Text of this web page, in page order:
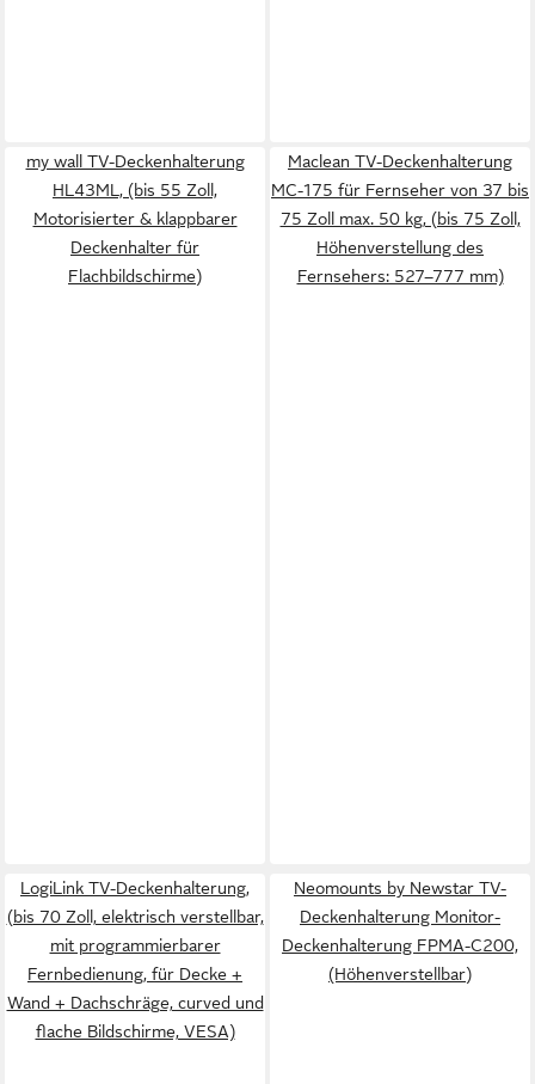
my wall TV-Deckenhalterung
HL43ML, (bis 55 Zoll,
Motorisierter & klappbarer
Deckenhalter für
Flachbildschirme)
Maclean TV-Deckenhalterung
MC-175 für Fernseher von 37 bis
75 Zoll max. 50 kg, (bis 75 Zoll,
Höhenverstellung des
Fernsehers: 527–777 mm)
LogiLink TV-Deckenhalterung,
(bis 70 Zoll, elektrisch verstellbar,
mit programmierbarer
Fernbedienung, für Decke +
Wand + Dachschräge, curved und
flache Bildschirme, VESA)
Neomounts by Newstar TV-
Deckenhalterung Monitor-
Deckenhalterung FPMA-C200,
(Höhenverstellbar)